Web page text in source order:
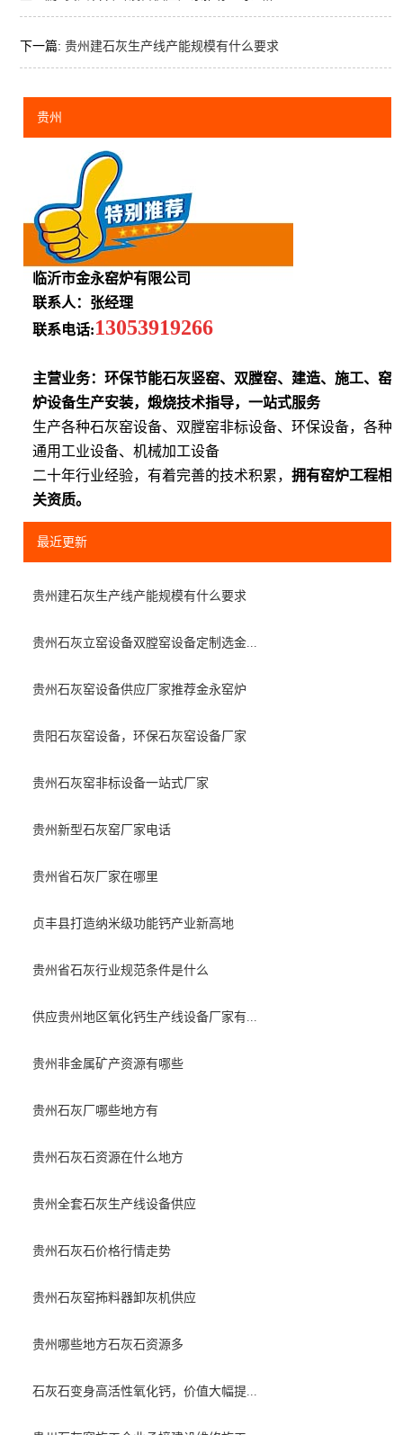
下一篇: 贵州建石灰生产线产能规模有什么要求
贵州
临沂市金永窑炉有限公司
联系人：张经理
联系电话:13053919266
主营业务：环保节能石灰竖窑、双膛窑、建造、施工、窑
炉设备生产安装，煅烧技术指导，一站式服务
生产各种石灰窑设备、双膛窑非标设备、环保设备，各种
通用工业设备、机械加工设备
二十年行业经验，有着完善的技术积累，拥有窑炉工程相
关资质。
最近更新
贵州建石灰生产线产能规模有什么要求
贵州石灰立窑设备双膛窑设备定制选金...
贵州石灰窑设备供应厂家推荐金永窑炉
贵阳石灰窑设备，环保石灰窑设备厂家
贵州石灰窑非标设备一站式厂家
贵州新型石灰窑厂家电话
贵州省石灰厂家在哪里
贞丰县打造纳米级功能钙产业新高地
贵州省石灰行业规范条件是什么
供应贵州地区氧化钙生产线设备厂家有...
贵州非金属矿产资源有哪些
贵州石灰厂哪些地方有
贵州石灰石资源在什么地方
贵州全套石灰生产线设备供应
贵州石灰石价格行情走势
贵州石灰窑抪料器卸灰机供应
贵州哪些地方石灰石资源多
石灰石变身高活性氧化钙，价值大幅提...